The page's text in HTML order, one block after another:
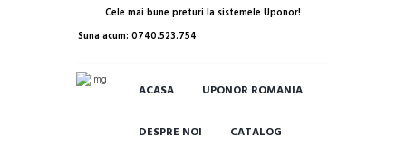
Cele mai bune preturi la sistemele Uponor!
Suna acum: 0740.523.754
ACASA UPONOR ROMANIA
DESPRE NOI CATALOG